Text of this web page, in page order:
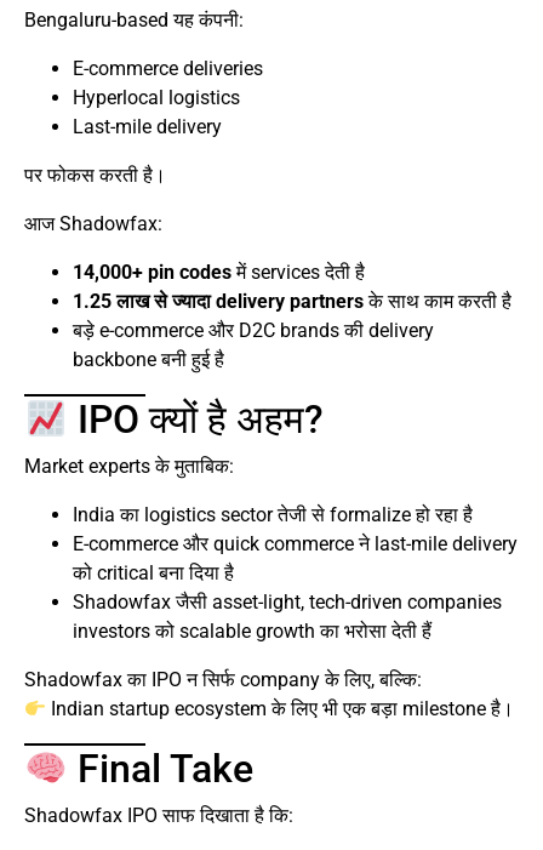
Bengaluru-based यह कंपनी:
E-commerce deliveries
Hyperlocal logistics
Last-mile delivery
पर फोकस करती है।
आज Shadowfax:
14,000+ pin codesमें services देती है
1.25 लाख से ज्यादा delivery partnersके साथ काम करती है
बड़े e-commerce और D2C brands की delivery
backbone बनी हुई है
IPO क्यों है अहम?
Market experts के मुताबिक:
India का logistics sector तेजी से formalize हो रहा है
E-commerce और quick commerce ने last-mile delivery
को critical बना दिया है
Shadowfax जैसी asset-light, tech-driven companies
investors को scalable growth का भरोसा देती हैं
Shadowfax का IPO न सिर्फ company के लिए, बल्कि:
Indian startup ecosystem के लिए भी एक बड़ा milestone है।
Final Take
Shadowfax IPO साफ दिखाता है कि: